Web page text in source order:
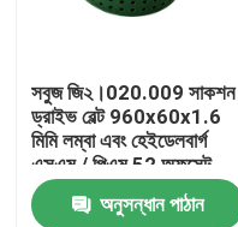
কারখানা পরিদর্শন
গুণমান নিয়ন্ত্রণ
সবুজ জি২।020.009 সাকশন
ড্রাইভ বেল্ট 960x60x1.6
মিমি লম্বা এবং হেইডেলবার্গ
এসএম / পিএম 52 অফসেট
প্রিন্টিং মেশিনের জন্য পরিধান-
প্রতিরোধী আমদানিকৃত পিভিসি
অনুসন্ধান পাঠান